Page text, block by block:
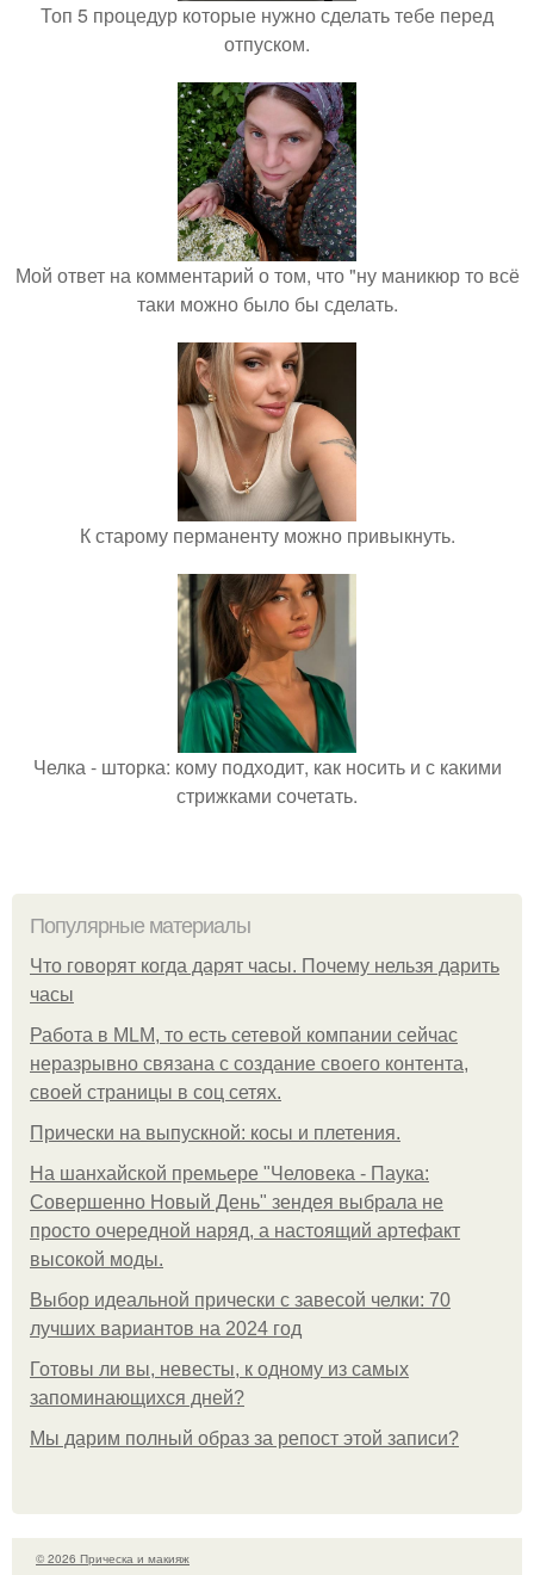
Топ 5 процедур которые нужно сделать тебе перед
отпуском.
Мой ответ на комментарий о том, что "ну маникюр то всё
таки можно было бы сделать.
К старому перманенту можно привыкнуть.
Челка - шторка: кому подходит, как носить и с какими
стрижками сочетать.
Популярные материалы
Что говорят когда дарят часы. Почему нельзя дарить
часы
Работа в MLM, то есть сетевой компании сейчас
неразрывно связана с создание своего контента,
своей страницы в соц сетях.
Прически на выпускной: косы и плетения.
На шанхайской премьере "Человека - Паука:
Совершенно Новый День" зендея выбрала не
просто очередной наряд, а настоящий артефакт
высокой моды.
Выбор идеальной прически с завесой челки: 70
лучших вариантов на 2024 год
Готовы ли вы, невесты, к одному из самых
запоминающихся дней?
Мы дарим полный образ за репост этой записи?
© 2026 Прическа и макияж